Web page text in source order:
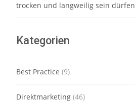
trocken und langweilig sein dürfen
Kategorien
Best Practice (9)
Direktmarketing (46)